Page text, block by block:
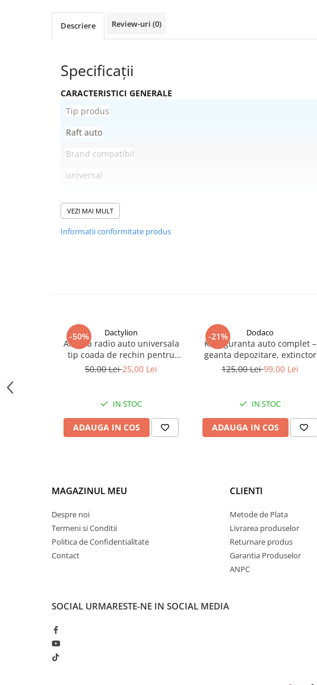
Descriere Review-uri (0)
Specificații
CARACTERISTICI GENERALE
Tip produs
Raft auto
Brand compatibil
universal
1 h Setare telefon
Culoare
Negru Gri
Dimensiunea maximă a dispozitivului
SPECIFICATII TEHNICE
Tip de montare
VEZI MAI MULT
Informatii conformitate produs
-50% Dactylion
Antena radio auto universala
tip coada de rechin pentru
diverse modele si marci auto,
50,00 Lei25,00 Lei
IN STOC
ADAUGA IN COS
-21% Dodaco
Kit siguranta auto complet –
geanta depozitare, extinctor
spray 1000 ml, 2 triunghiuri
sanitara auto, set obligatoriu
125,00 Lei99,00 Lei
IN STOC
ADAUGA IN COS
MAGAZINUL MEU
Despre noi
Termeni si Conditii
Politica de Confidentialitate
Contact
CLIENTI
Metode de Plata
Livrarea produselor
Returnare produs
Garantia Produselor
ANPC
SOCIAL URMARESTE-NE IN SOCIAL MEDIA